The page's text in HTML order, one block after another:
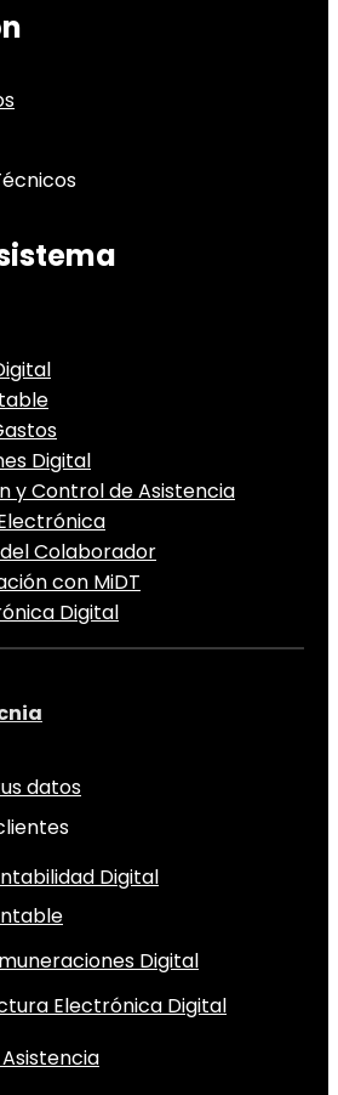
Digital
y Control de Asistencia
Colaborador
con MiDT
Digital
datos
Digital
Digital
Electrónica Digital